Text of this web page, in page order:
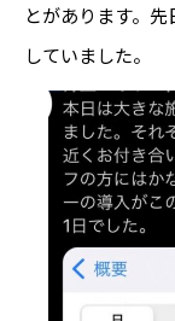
とがあります。
していました。